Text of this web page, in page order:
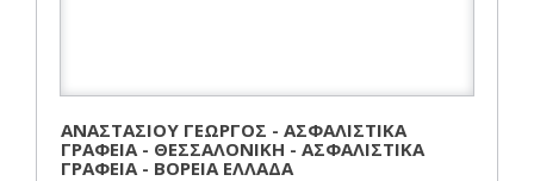
ΑΝΑΣΤΑΣΙΟΥ ΓΕΩΡΓΟΣ - ΑΣΦΑΛΙΣΤΙΚΑ
ΓΡΑΦΕΙΑ - ΘΕΣΣΑΛΟΝΙΚΗ - ΑΣΦΑΛΙΣΤΙΚΑ
ΓΡΑΦΕΙΑ - ΒΟΡΕΙΑ ΕΛΛΑΔΑ